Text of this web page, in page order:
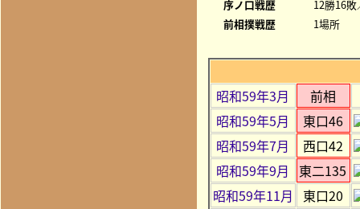
序ノ口戦歴
12勝16
前相撲戦歴
1場所
昭和59年3月
前相
昭和59年5月
東口46
昭和59年7月
西口42
昭和59年9月
東二135
昭和59年11月
東口20